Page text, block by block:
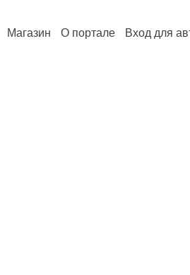
Магазин О портале Вход для